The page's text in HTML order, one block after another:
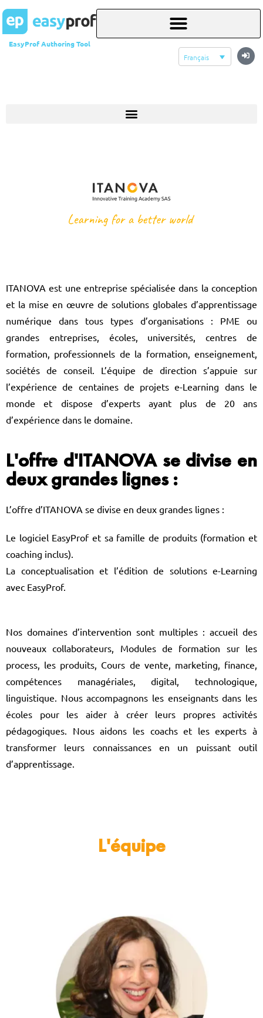
EasyProf Authoring Tool
Français
ITANOVA est une entreprise spécialisée dans la conception
et la mise en œuvre de solutions globales d’apprentissage
numérique dans tous types d’organisations : PME ou
grandes entreprises, écoles, universités, centres de
formation, professionnels de la formation, enseignement,
sociétés de conseil. L’équipe de direction s’appuie sur
l’expérience de centaines de projets e-Learning dans le
monde et dispose d’experts ayant plus de 20 ans
d’expérience dans le domaine.
L'offre d'ITANOVA se divise en
deux grandes lignes :
L’offre d’ITANOVA se divise en deux grandes lignes :
Le logiciel EasyProf et sa famille de produits (formation et
coaching inclus).
La conceptualisation et l’édition de solutions e-Learning
avec EasyProf.
Nos domaines d’intervention sont multiples : accueil des
nouveaux collaborateurs, Modules de formation sur les
process, les produits, Cours de vente, marketing, finance,
compétences managériales, digital, technologique,
linguistique. Nous accompagnons les enseignants dans les
écoles pour les aider à créer leurs propres activités
pédagogiques. Nous aidons les coachs et les experts à
transformer leurs connaissances en un puissant outil
d’apprentissage.
L'équipe